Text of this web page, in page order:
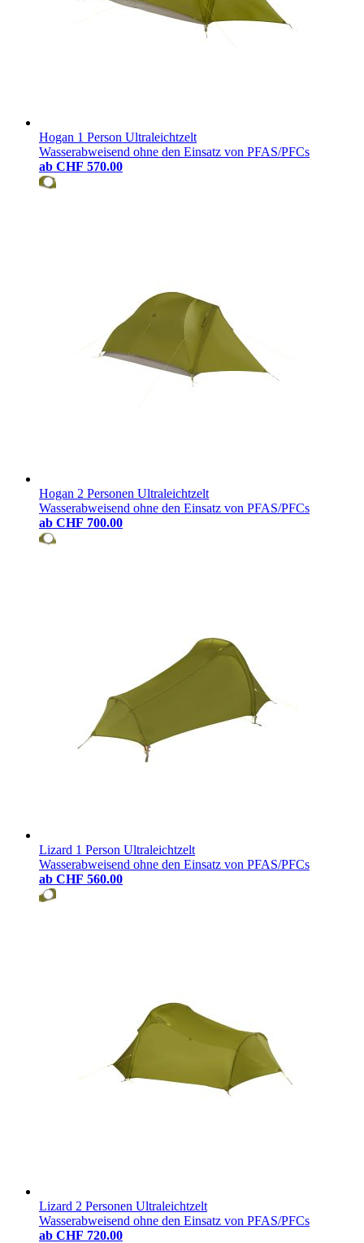
Hogan 1 Person Ultraleichtzelt
Wasserabweisend ohne den Einsatz von PFAS/PFCs
ab CHF 570.00
Hogan 2 Personen Ultraleichtzelt
Wasserabweisend ohne den Einsatz von PFAS/PFCs
ab CHF 700.00
Lizard 1 Person Ultraleichtzelt
Wasserabweisend ohne den Einsatz von PFAS/PFCs
ab CHF 560.00
Lizard 2 Personen Ultraleichtzelt
Wasserabweisend ohne den Einsatz von PFAS/PFCs
ab CHF 720.00